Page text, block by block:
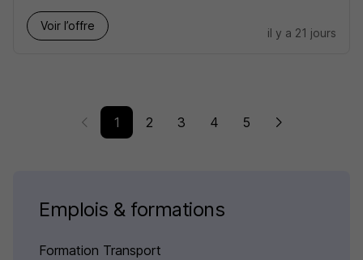
Voir l’offre
il y a 21 jours
1 2 3 4 5
Emplois & formations
Formation Transport